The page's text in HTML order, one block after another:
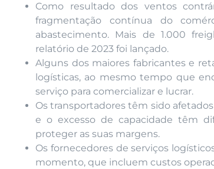
Como resultado dos ventos
fragmentação contínua do
abastecimento. Mais de 1.000
relatório de 2023 foi lançado.
Alguns dos maiores fabricantes e
logísticas, ao mesmo tempo que
serviço para comercializar e lucrar.
Os transportadores têm sido
e o excesso de capacidade têm
proteger as suas margens.
Os fornecedores de serviços
momento, que incluem custos